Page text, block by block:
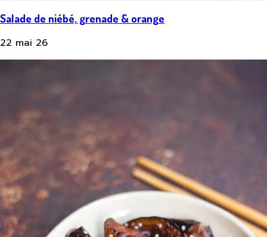
Salade de niébé, grenade & orange
22 mai 26